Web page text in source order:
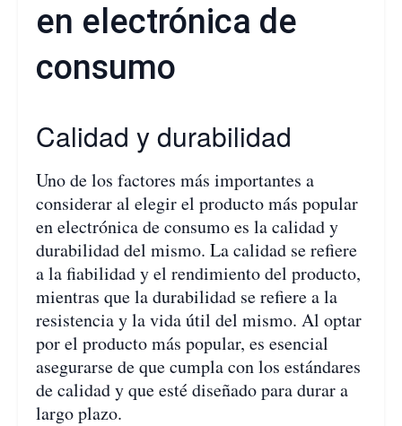
en electrónica de
consumo
Calidad y durabilidad
Uno de los factores más importantes a
considerar al elegir el producto más popular
en electrónica de consumo es la calidad y
durabilidad del mismo. La calidad se refiere
a la fiabilidad y el rendimiento del producto,
mientras que la durabilidad se refiere a la
resistencia y la vida útil del mismo. Al optar
por el producto más popular, es esencial
asegurarse de que cumpla con los estándares
de calidad y que esté diseñado para durar a
largo plazo.